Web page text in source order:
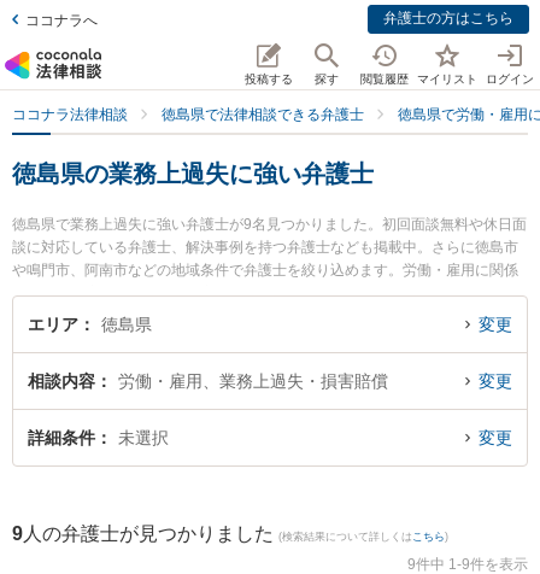
ココナラへ 弁護士の方はこちら
投稿する 探す 閲覧履歴 マイリスト ログイン
ココナラ法律相談 徳島県で法律相談できる弁護士 徳島県で労働・雇用
徳島県の業務上過失に強い弁護士
徳島県で業務上過失に強い弁護士が9名見つかりました。初回面談無料や休日面
談に対応している弁護士、解決事例を持つ弁護士なども掲載中。さらに徳島市
や鳴門市、阿南市などの地域条件で弁護士を絞り込めます。労働・雇用に関係
する不当解雇や退職勧奨、内定取消等の細かな分野での絞り込み検索もでき便
利です。特にベリーベスト法律事務所 徳島オフィスの細谷 健人弁護士やパシィ
日や夜間に発生した業務上過失のトラブルを今すぐに弁護士に相談したい』
『業務上過失のトラブル解決の実績豊富な近くの弁護士を検索したい』『初回
相談無料で業務上過失を法律相談できる徳島県内の弁護士に相談予約したい』
エリア 徳島県 変更
相談内容 労働・雇用、業務上過失・損害賠償 変更
詳細条件 未選択 変更
9 人の弁護士が見つかりました (検索結果について詳しくは こちら)
9件中 1-9件を表示